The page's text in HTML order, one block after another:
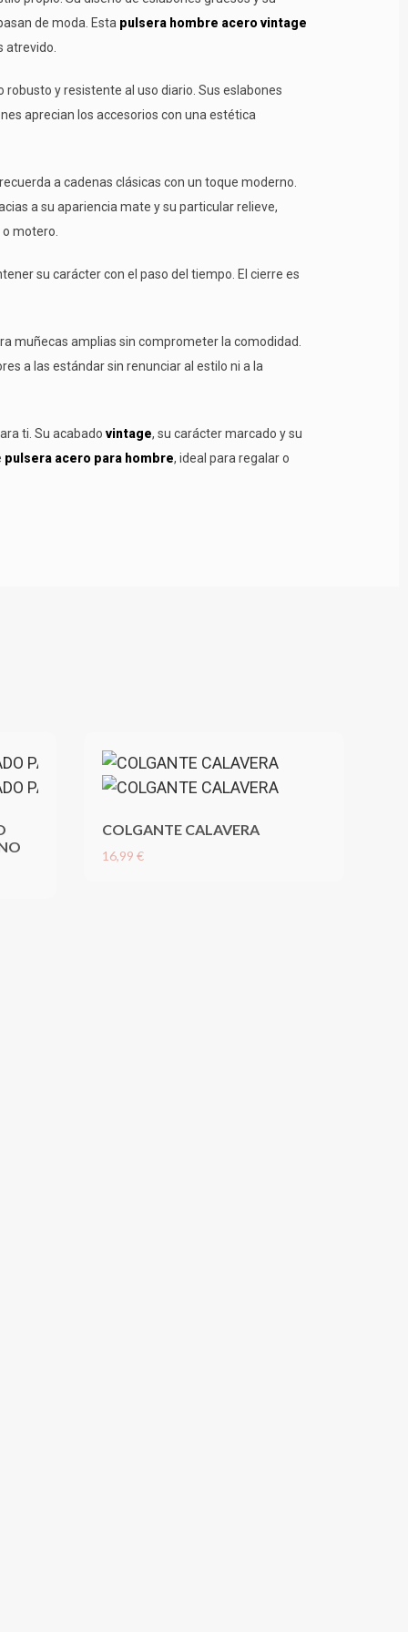
de moda. Esta pulsera hombre acero vintage
atrevido.
y resistente al uso diario. Sus eslabones
aprecian los accesorios con una estética
a cadenas clásicas con un toque moderno.
a su apariencia mate y su particular relieve,
o motero.
su carácter con el paso del tiempo. El cierre es
muñecas amplias sin comprometer la comodidad.
a las estándar sin renunciar al estilo ni a la
ti. Su acabado vintage, su carácter marcado y su
pulsera acero para hombre, ideal para regalar o
COLGANTE CALAVERA
16,99 €